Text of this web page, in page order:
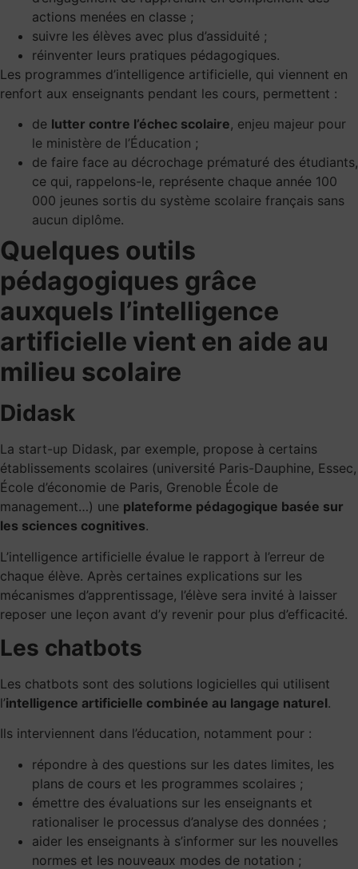
actions menées en classe ;
suivre les élèves avec plus d’assiduité ;
réinventer leurs pratiques pédagogiques.
Les programmes d’intelligence artificielle, qui viennent en
renfort aux enseignants pendant les cours, permettent :
de lutter contre l’échec scolaire, enjeu majeur pour
le ministère de l’Éducation ;
de faire face au décrochage prématuré des étudiants,
ce qui, rappelons-le, représente chaque année 100
000 jeunes sortis du système scolaire français sans
aucun diplôme.
Quelques outils
pédagogiques grâce
auxquels l’intelligence
artificielle vient en aide au
milieu scolaire
Didask
La start-up Didask, par exemple, propose à certains
établissements scolaires (université Paris-Dauphine, Essec,
École d’économie de Paris, Grenoble École de
management…) une plateforme pédagogique basée sur
les sciences cognitives.
L’intelligence artificielle évalue le rapport à l’erreur de
chaque élève. Après certaines explications sur les
mécanismes d’apprentissage, l’élève sera invité à laisser
reposer une leçon avant d’y revenir pour plus d’efficacité.
Les chatbots
Les chatbots sont des solutions logicielles qui utilisent
l’intelligence artificielle combinée au langage naturel.
Ils interviennent dans l’éducation, notamment pour :
répondre à des questions sur les dates limites, les
plans de cours et les programmes scolaires ;
émettre des évaluations sur les enseignants et
rationaliser le processus d’analyse des données ;
aider les enseignants à s’informer sur les nouvelles
normes et les nouveaux modes de notation ;